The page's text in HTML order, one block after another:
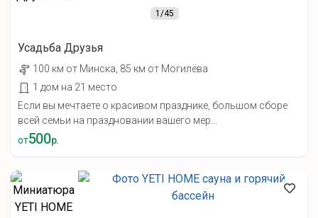
1/45
Усадьба Друзья
100 км от Минска, 85 км от Могилёва
1 дом на 21 место
Если вы мечтаете о красивом празднике, большом сборе
всей семьи на праздновании вашего мер...
от500р.